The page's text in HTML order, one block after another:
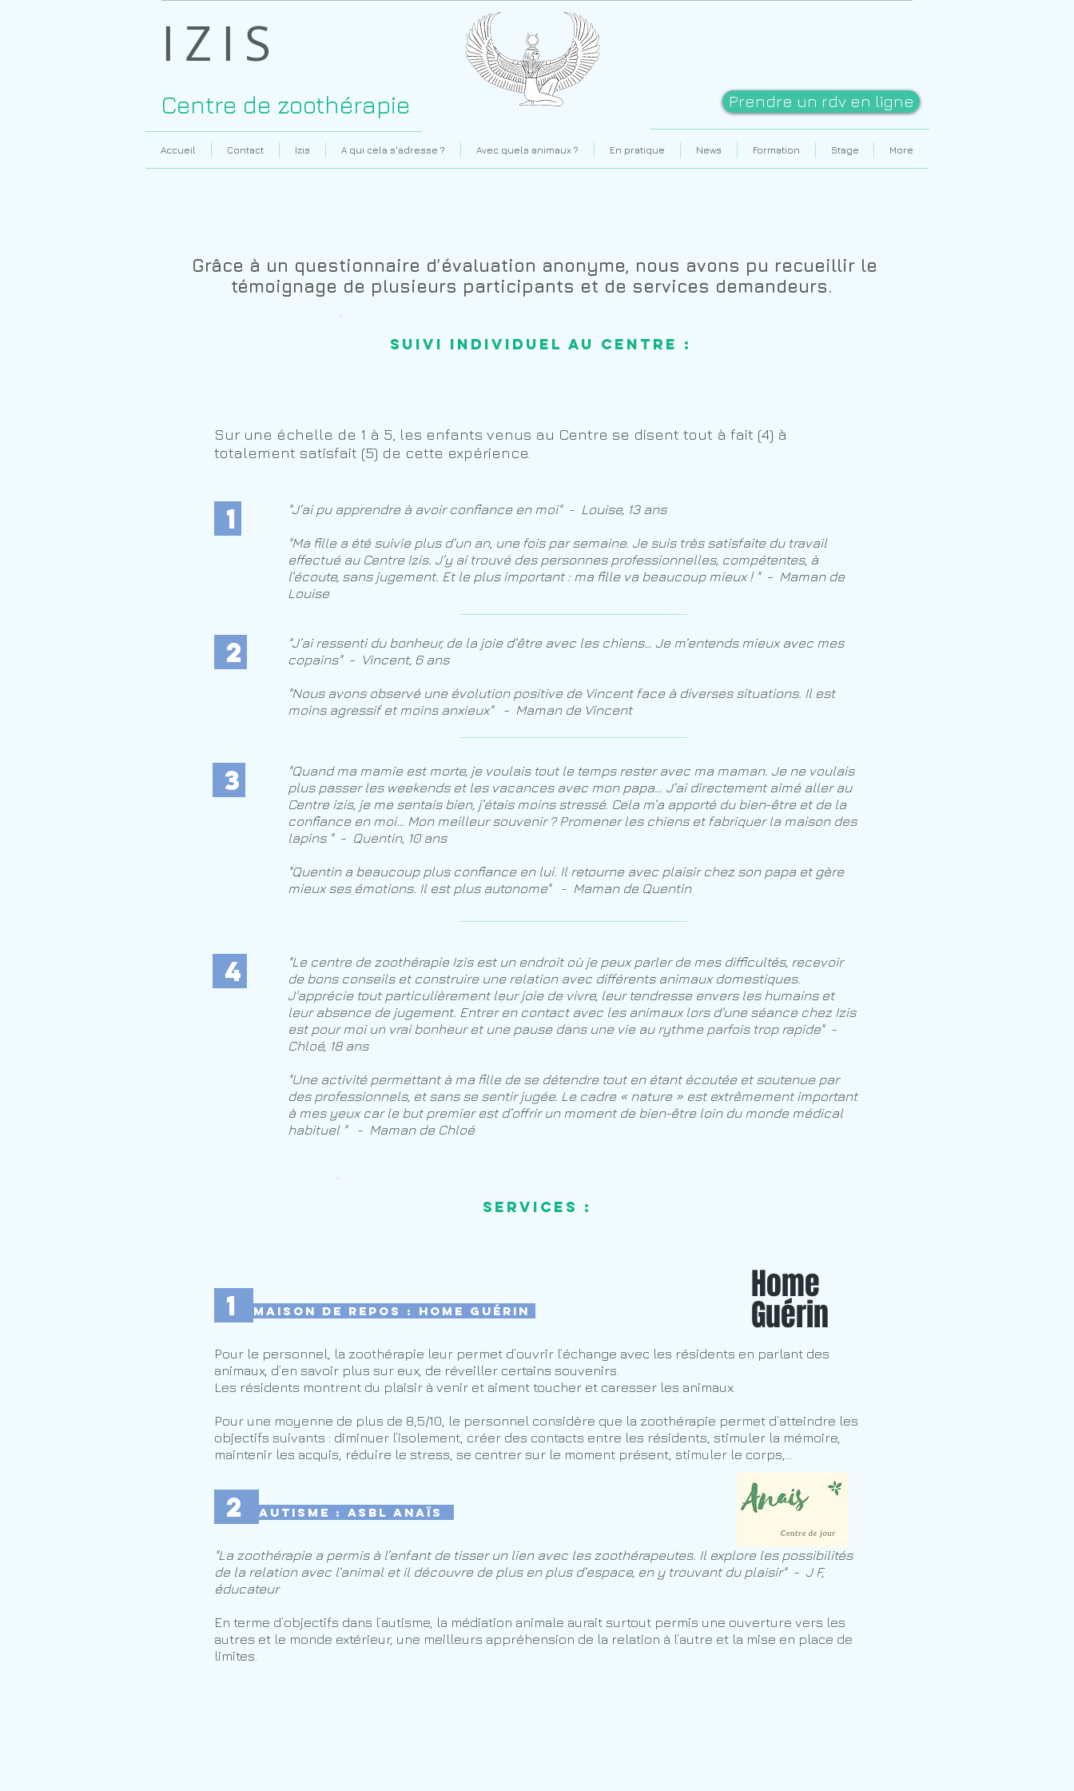
IZIS
Centre de zoothérapie Prendre un rdv en ligne
Accueil Contact Izis A qui cela s'adresse ? Avec quels animaux ? En pratique News Formation Stage More
Grâce à un questionnaire d’évaluation anonyme, nous avons pu recueillir le
témoignage de plusieurs participants et de services demandeurs.
Suivi individuel au Centre :
Sur une échelle de 1 à 5, les enfants venus au Centre se disent tout à fait (4) à
totalement satisfait (5) de cette expérience.
1 "J’ai pu apprendre à avoir confiance en moi" - Louise, 13 ans
"Ma fille a été suivie plus d’un an, une fois par semaine. Je suis très satisfaite du travail
effectué au Centre Izis. J’y ai trouvé des personnes professionnelles, compétentes, à
l’écoute, sans jugement. Et le plus important : ma fille va beaucoup mieux ! " - Maman de
Louise
2
"J’ai ressenti du bonheur, de la joie d’être avec les chiens… Je m’entends mieux avec mes
copains" - Vincent, 6 ans
"Nous avons observé une évolution positive de Vincent face à diverses situations. Il est
moins agressif et moins anxieux" - Maman de Vincent
3
"Quand ma mamie est morte, je voulais tout le temps rester avec ma maman. Je ne voulais
plus passer les weekends et les vacances avec mon papa… J’ai directement aimé aller au
Centre izis, je me sentais bien, j’étais moins stressé. Cela m’a apporté du bien-être et de la
confiance en moi… Mon meilleur souvenir ? Promener les chiens et fabriquer la maison des
lapins " - Quentin, 10 ans
"Quentin a beaucoup plus confiance en lui. Il retourne avec plaisir chez son papa et gère
mieux ses émotions. Il est plus autonome" - Maman de Quentin
4
"Le centre de zoothérapie Izis est un endroit où je peux parler de mes difficultés, recevoir
de bons conseils et construire une relation avec différents animaux domestiques.
J'apprécie tout particulièrement leur joie de vivre, leur tendresse envers les humains et
leur absence de jugement. Entrer en contact avec les animaux lors d'une séance chez Izis
est pour moi un vrai bonheur et une pause dans une vie au rythme parfois trop rapide" -
Chloé, 18 ans
"Une activité permettant à ma fille de se détendre tout en étant écoutée et soutenue par
des professionnels, et sans se sentir jugée. Le cadre « nature » est extrêmement important
à mes yeux car le but premier est d’offrir un moment de bien-être loin du monde médical
habituel " - Maman de Chloé
Services :
1 Maison de repos : Home Guérin
Home
Guérin
Pour le personnel, la zoothérapie leur permet d’ouvrir l’échange avec les résidents en parlant des
animaux, d’en savoir plus sur eux, de réveiller certains souvenirs.
Les résidents montrent du plaisir à venir et aiment toucher et caresser les animaux.
Pour une moyenne de plus de 8,5/10, le personnel considère que la zoothérapie permet d’atteindre les
objectifs suivants : diminuer l’isolement, créer des contacts entre les résidents, stimuler la mémoire,
maintenir les acquis, réduire le stress, se centrer sur le moment présent, stimuler le corps,…
2 Autisme : asbl Anaïs
"La zoothérapie a permis à l’enfant de tisser un lien avec les zoothérapeutes. Il explore les possibilités
de la relation avec l’animal et il découvre de plus en plus d’espace, en y trouvant du plaisir" - J F,
éducateur
En terme d’objectifs dans l’autisme, la médiation animale aurait surtout permis une ouverture vers les
autres et le monde extérieur, une meilleurs appréhension de la relation à l’autre et la mise en place de
limites.